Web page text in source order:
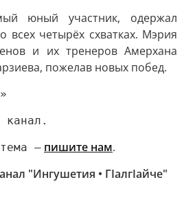
юный участник, одержал
четырёх схватках. Мэрия
и их тренеров Амерхана
пожелав новых побед.
канал.
— пишите нам.
"Ингушетия • ГIалгIайче"